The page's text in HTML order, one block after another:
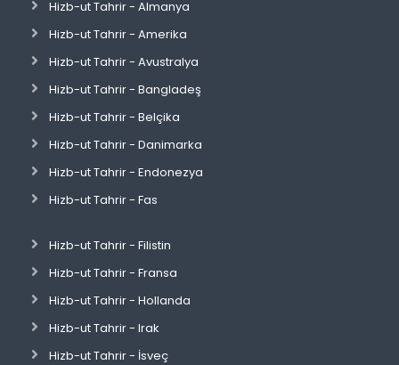
Hizb-ut Tahrir - Almanya
Hizb-ut Tahrir - Amerika
Hizb-ut Tahrir - Avustralya
Hizb-ut Tahrir - Bangladeş
Hizb-ut Tahrir - Belçika
Hizb-ut Tahrir - Danimarka
Hizb-ut Tahrir - Endonezya
Hizb-ut Tahrir - Fas
Hizb-ut Tahrir - Filistin
Hizb-ut Tahrir - Fransa
Hizb-ut Tahrir - Hollanda
Hizb-ut Tahrir - Irak
Hizb-ut Tahrir - İsveç